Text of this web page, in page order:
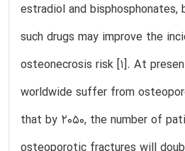
estradiol and
such drugs may improve the
osteonecrosis risk [1]. At
worldwide suffer from
that by 2050, the number of